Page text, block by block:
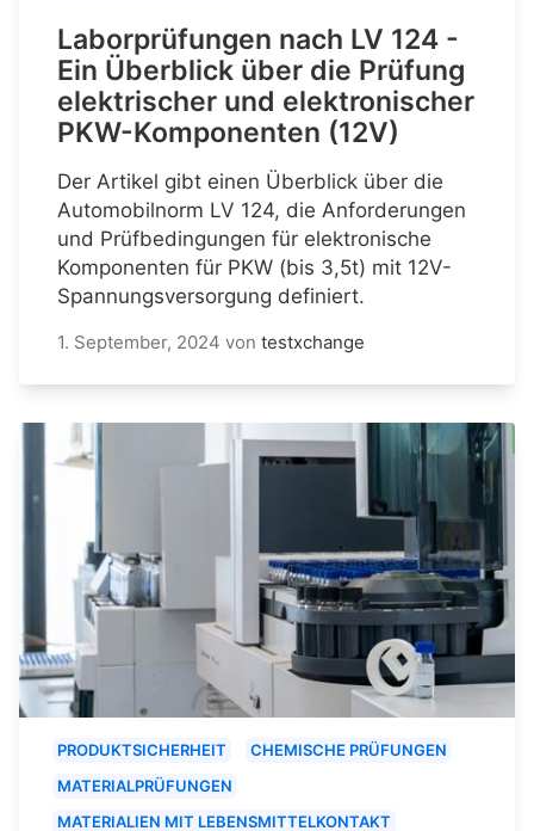
Laborprüfungen nach LV 124 -
Ein Überblick über die Prüfung
elektrischer und elektronischer
PKW-Komponenten (12V)
Der Artikel gibt einen Überblick über die
Automobilnorm LV 124, die Anforderungen
und Prüfbedingungen für elektronische
Komponenten für PKW (bis 3,5t) mit 12V-
Spannungsversorgung definiert.
1. September, 2024 von testxchange
PRODUKTSICHERHEIT
CHEMISCHE PRÜFUNGEN
MATERIALPRÜFUNGEN
MATERIALIEN MIT LEBENSMITTELKONTAKT